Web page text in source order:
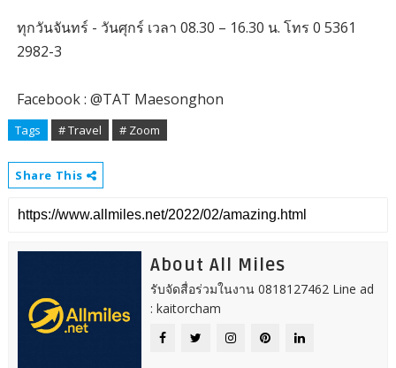
ทุกวันจันทร์ - วันศุกร์ เวลา 08.30 – 16.30 น. โทร 0 5361
2982-3
Facebook : @TAT Maesonghon
Tags # Travel # Zoom
Share This
About All Miles
รับจัดสื่อร่วมในงาน 0818127462 Line ad
: kaitorcham